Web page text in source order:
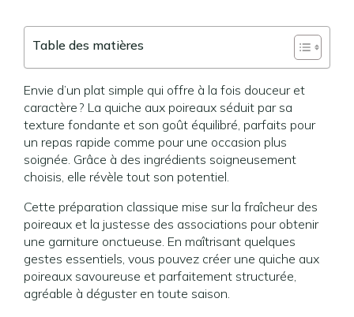
Table des matières
Envie d’un plat simple qui offre à la fois douceur et
caractère ? La quiche aux poireaux séduit par sa
texture fondante et son goût équilibré, parfaits pour
un repas rapide comme pour une occasion plus
soignée. Grâce à des ingrédients soigneusement
choisis, elle révèle tout son potentiel.
Cette préparation classique mise sur la fraîcheur des
poireaux et la justesse des associations pour obtenir
une garniture onctueuse. En maîtrisant quelques
gestes essentiels, vous pouvez créer une quiche aux
poireaux savoureuse et parfaitement structurée,
agréable à déguster en toute saison.